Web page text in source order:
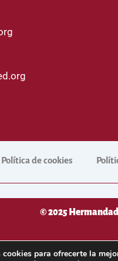
Política de cookies
© 2025 Hermandad
para ofrecerte la